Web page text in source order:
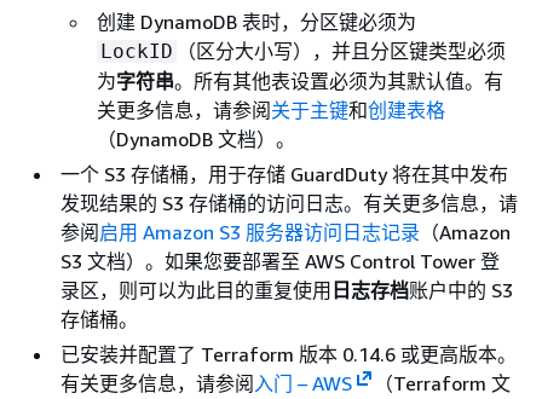
创建 DynamoDB 表时，分区键必须为
LockID
（区分大小写），并且分区键类型必须
为字符串。所有其他表设置必须为其默认值。有
关更多信息，请参阅关于主键和创建表格
（DynamoDB 文档）。
一个 S3 存储桶，用于存储 GuardDuty 将在其中发布
发现结果的 S3 存储桶的访问日志。有关更多信息，请
参阅启用 Amazon S3 服务器访问日志记录 （Amazon
S3 文档）。如果您要部署至 AWS Control Tower 登
录区，则可以为此目的重复使用 日志存档账户中的 S3
存储桶。
已安装并配置了 Terraform 版本 0.14.6 或更高版本。
有关更多信息，请参阅入门 – AWS
（Terraform 文